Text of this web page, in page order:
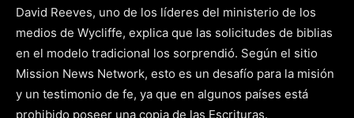
David Reeves, uno de los líderes del ministerio de los
medios de Wycliffe, explica que las solicitudes de biblias
en el modelo tradicional los sorprendió. Según el sitio
Mission News Network, esto es un desafío para la misión
y un testimonio de fe, ya que en algunos países está
prohibido poseer una copia de las Escrituras.